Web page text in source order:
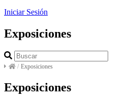
Iniciar Sesión
Exposiciones
/ Exposiciones
Exposiciones